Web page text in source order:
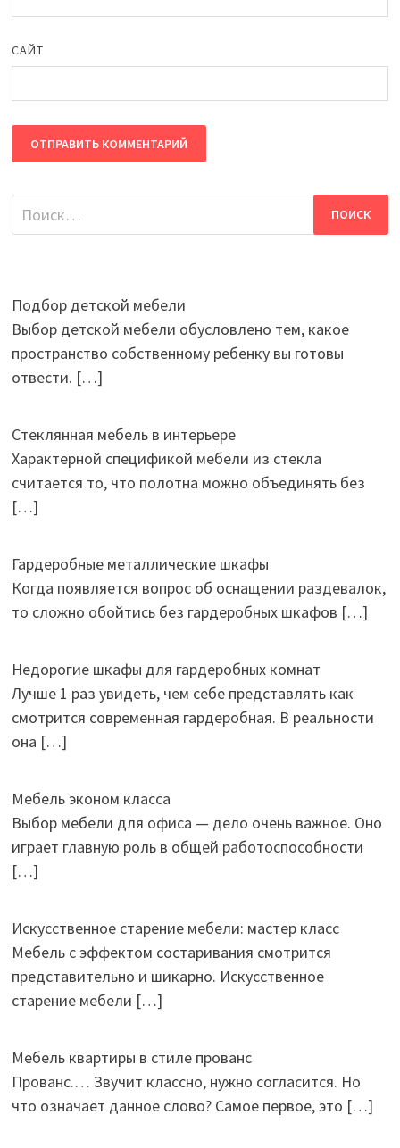
САЙТ
Найти:
Подбор детской мебели
Выбор детской мебели обусловлено тем, какое
пространство собственному ребенку вы готовы
отвести. […]
Стеклянная мебель в интерьере
Характерной спецификой мебели из стекла
считается то, что полотна можно объединять без
[…]
Гардеробные металлические шкафы
Когда появляется вопрос об оснащении раздевалок,
то сложно обойтись без гардеробных шкафов […]
Недорогие шкафы для гардеробных комнат
Лучше 1 раз увидеть, чем себе представлять как
смотрится современная гардеробная. В реальности
она […]
Мебель эконом класса
Выбор мебели для офиса — дело очень важное. Оно
играет главную роль в общей работоспособности
[…]
Искусственное старение мебели: мастер класс
Мебель с эффектом состаривания смотрится
представительно и шикарно. Искусственное
старение мебели […]
Мебель квартиры в стиле прованс
Прованс.… Звучит классно, нужно согласится. Но
что означает данное слово? Самое первое, это […]